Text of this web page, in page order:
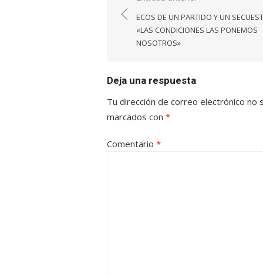
de
entradas
ECOS DE UN PARTIDO Y UN
«LAS CONDICIONES LAS PONEMOS
NOSOTROS»
Deja una respuesta
Tu dirección de correo electrónico no
marcados con *
Comentario *